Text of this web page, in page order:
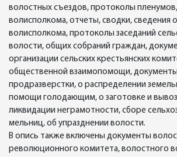
волостных съездов, протоколы пленумов,
волисполкома, отчеты, сводки, сведения
волисполкома, протоколы заседаний
волости, общих собраний граждан,
организации сельских крестьянских
общественной взаимопомощи,
продразверстки, о распределении
помощи голодающим, о заготовке и
ликвидации неграмотности, сборе
мельниц, об упразднении волости.
В опись также включены документы
революционного комитета, волостного